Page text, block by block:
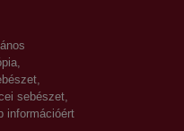
sebészet,
információért